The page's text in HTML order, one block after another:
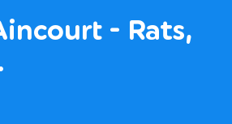
- Rats,